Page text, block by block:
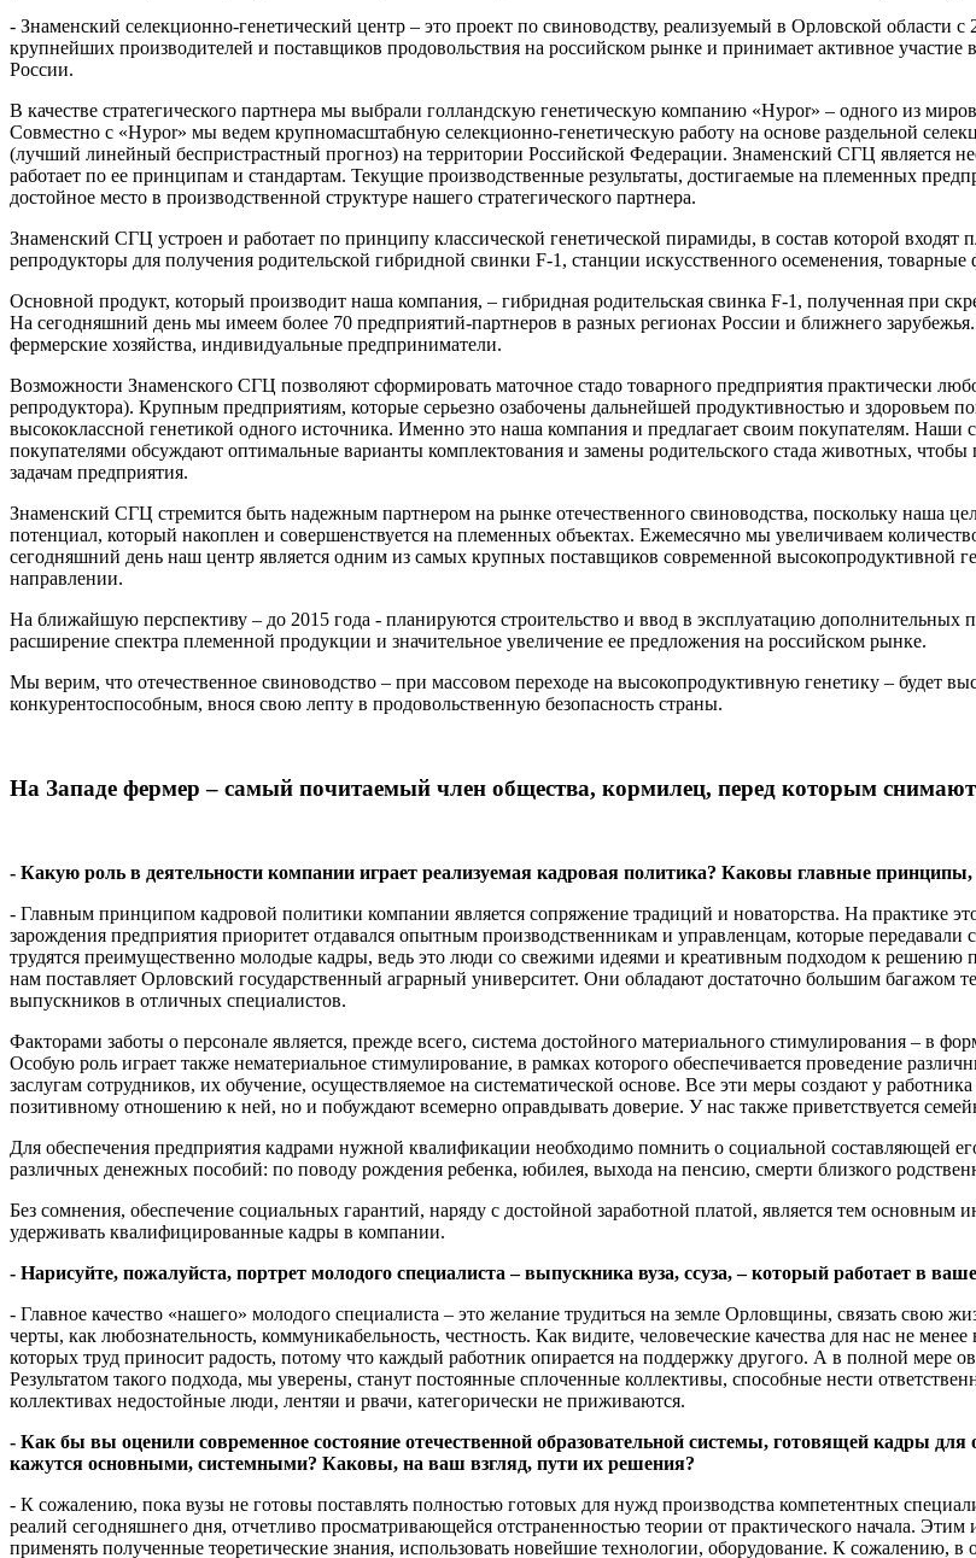
- Знаменский селекционно-генетический центр – это проект по свиноводству, реализуемый в Орловской области
крупнейших производителей и поставщиков продовольствия на российском рынке и принимает активное участие
России.
В качестве стратегического партнера мы выбрали голландскую генетическую компанию «Hypor» – одного из
Совместно с «Hypor» мы ведем крупномасштабную селекционно-генетическую работу на основе раздельной
(лучший линейный беспристрастный прогноз) на территории Российской Федерации. Знаменский СГЦ является
работает по ее принципам и стандартам. Текущие производственные результаты, достигаемые на племенных
достойное место в производственной структуре нашего стратегического партнера.
Знаменский СГЦ устроен и работает по принципу классической генетической пирамиды, в состав которой
репродукторы для получения родительской гибридной свинки F-1, станции искусственного осеменения,
Основной продукт, который производит наша компания, – гибридная родительская свинка F-1, полученная при
На сегодняшний день мы имеем более 70 предприятий-партнеров в разных регионах России и ближнего
фермерские хозяйства, индивидуальные предприниматели.
Возможности Знаменского СГЦ позволяют сформировать маточное стадо товарного предприятия практически
репродуктора). Крупным предприятиям, которые серьезно озабочены дальнейшей продуктивностью и здоровьем
высококлассной генетикой одного источника. Именно это наша компания и предлагает своим покупателям.
покупателями обсуждают оптимальные варианты комплектования и замены родительского стада животных, чтобы
задачам предприятия.
Знаменский СГЦ стремится быть надежным партнером на рынке отечественного свиноводства, поскольку наша
потенциал, который накоплен и совершенствуется на племенных объектах. Ежемесячно мы увеличиваем
сегодняшний день наш центр является одним из самых крупных поставщиков современной высокопродуктивной
направлении.
На ближайшую перспективу – до 2015 года - планируются строительство и ввод в эксплуатацию
расширение спектра племенной продукции и значительное увеличение ее предложения на российском рынке.
Мы верим, что отечественное свиноводство – при массовом переходе на высокопродуктивную генетику – будет
конкурентоспособным, внося свою лепту в продовольственную безопасность страны.
На Западе фермер – самый почитаемый член общества, кормилец, перед которым
- Какую роль в деятельности компании играет реализуемая кадровая политика? Каковы главные принципы,
- Главным принципом кадровой политики компании является сопряжение традиций и новаторства. На практике
зарождения предприятия приоритет отдавался опытным производственникам и управленцам, которые
трудятся преимущественно молодые кадры, ведь это люди со свежими идеями и креативным подходом к
нам поставляет Орловский государственный аграрный университет. Они обладают достаточно большим багажом
выпускников в отличных специалистов.
Факторами заботы о персонале является, прежде всего, система достойного материального стимулирования – в
Особую роль играет также нематериальное стимулирование, в рамках которого обеспечивается проведение
заслугам сотрудников, их обучение, осуществляемое на систематической основе. Все эти меры создают у
позитивному отношению к ней, но и побуждают всемерно оправдывать доверие. У нас также приветствуется
Для обеспечения предприятия кадрами нужной квалификации необходимо помнить о социальной составляющей
различных денежных пособий: по поводу рождения ребенка, юбилея, выхода на пенсию, смерти близкого
Без сомнения, обеспечение социальных гарантий, наряду с достойной заработной платой, является тем основным
удерживать квалифицированные кадры в компании.
- Нарисуйте, пожалуйста, портрет молодого специалиста – выпускника вуза, ссуза, – который работает в
- Главное качество «нашего» молодого специалиста – это желание трудиться на земле Орловщины, связать
черты, как любознательность, коммуникабельность, честность. Как видите, человеческие качества для нас не
которых труд приносит радость, потому что каждый работник опирается на поддержку другого. А в полной мере
Результатом такого подхода, мы уверены, станут постоянные сплоченные коллективы, способные нести
коллективах недостойные люди, лентяи и рвачи, категорически не приживаются.
- Как бы вы оценили современное состояние отечественной образовательной системы, готовящей кадры
кажутся основными, системными? Каковы, на ваш взгляд, пути их решения?
- К сожалению, пока вузы не готовы поставлять полностью готовых для нужд производства компетентных
реалий сегодняшнего дня, отчетливо просматривающейся отстраненностью теории от практического начала.
применять полученные теоретические знания, использовать новейшие технологии, оборудование. К сожалению,